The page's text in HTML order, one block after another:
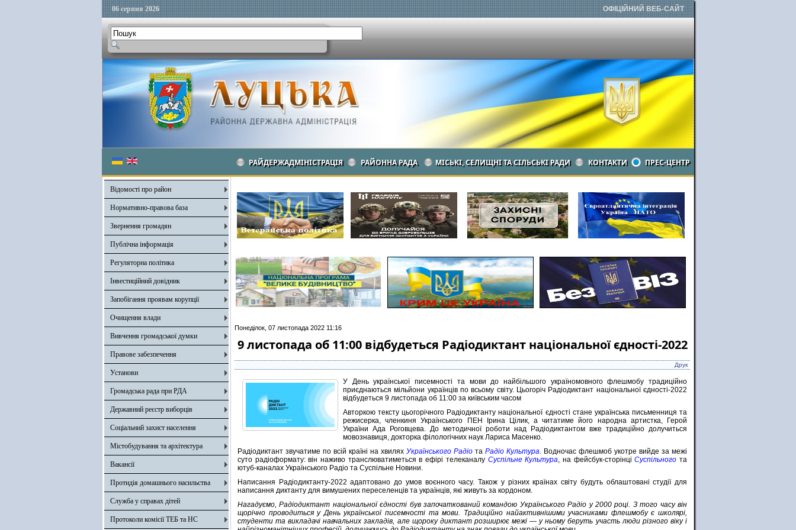
06 серпня 2026 ОФІЦІЙНИЙ ВЕБ-САЙТ
РАЙДЕРЖАДМІНІСТРАЦІЯ РАЙОННА РАДА МІСЬКІ, СЕЛИЩНІ ТА СІЛЬСЬКІ РАДИ КОНТАКТИ ПРЕС-ЦЕНТР
Відомості про район
Нормативно-правова база
Звернення громадян
Публічна інформація
Регуляторна політика
Інвестиційний довідник
Запобігання проявам корупції
Очищення влади
Вивчення громадської думки
Правове забезпечення
Установи
Громадська рада при РДА
Державний реєстр виборців
Соціальний захист населення
Містобудування та архітектура
Вакансії
Протидія домашнього насильства
Служба у справах дітей
Протоколи комісії ТЕБ та НС
Понеділок, 07 листопада 2022 11:16
9 листопада об 11:00 відбудеться Радіодиктант національної єдності-2022
Друк
У День української писемності та мови до найбільшого україномовного флешмобу традиційно
приєднаються мільйони українців по всьому світу. Цьогоріч Радіодиктант національної єдності-2022
відбудеться 9 листопада об 11:00 за київським часом
Авторкою тексту цьогорічного Радіодиктанту національної єдності стане українська письменниця та
режисерка, членкиня Українського ПЕН Ірина Цілик, а читатиме його народна артистка, Герой
України Ада Роговцева. До методичної роботи над Радіодиктантом вже традиційно долучиться
мовознавиця, докторка філологічних наук Лариса Масенко.
Радіодиктант звучатиме по всій країні на хвилях Українського Радіо та Радіо Культура. Водночас флешмоб укотре вийде за межі
суто радіоформату: він наживо транслюватиметься в ефірі телеканалу Суспільне Культура, на фейсбук-сторінціСуспільного та
ютуб-каналах Українського Радіо та Суспільне Новини.
Написання Радіодиктанту-2022 адаптовано до умов воєнного часу. Також у різних країнах світу будуть облаштовані студії для
написання диктанту для вимушених переселенців та українців, які живуть за кордоном.
Нагадуємо, Радіодиктант національної єдності був започаткований командою Українського Радіо у 2000 році. З того часу він
щорічно проводиться у День української писемності та мови. Традиційно найактивнішими учасниками флешмобу є школярі,
студенти та викладачі навчальних закладів, але щороку диктант розширює межі — у ньому беруть участь люди різного віку і